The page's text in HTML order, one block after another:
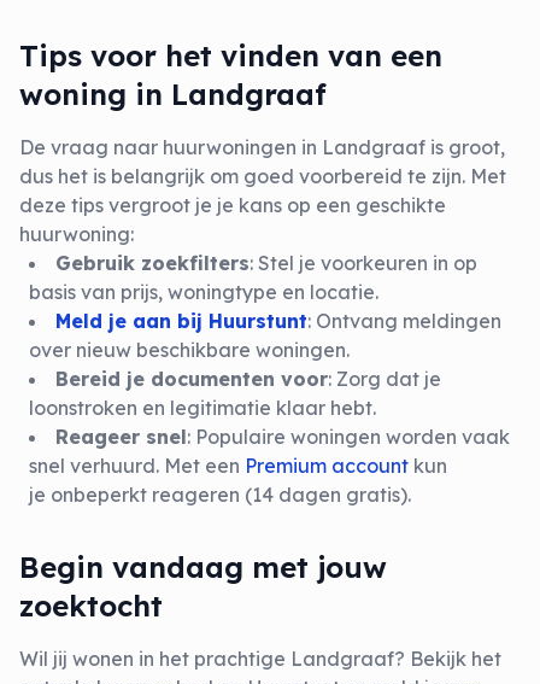
Tips voor het vinden van een
woning in Landgraaf
De vraag naar huurwoningen in Landgraaf is groot,
dus het is belangrijk om goed voorbereid te zijn. Met
deze tips vergroot je je kans op een geschikte
huurwoning:
Gebruik zoekfilters: Stel je voorkeuren in op
basis van prijs, woningtype en locatie.
Meld je aan bij Huurstunt: Ontvang meldingen
over nieuw beschikbare woningen.
Bereid je documenten voor: Zorg dat je
loonstroken en legitimatie klaar hebt.
Reageer snel: Populaire woningen worden vaak
snel verhuurd. Met een Premium account kun
je onbeperkt reageren (14 dagen gratis).
Begin vandaag met jouw
zoektocht
Wil jij wonen in het prachtige Landgraaf? Bekijk het